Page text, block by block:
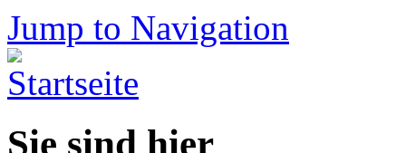
Jump to Navigation
Sie sind hier